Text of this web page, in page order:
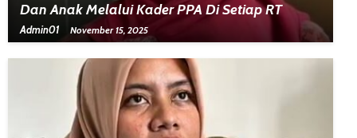
Dan Anak Melalui Kader PPA Di Setiap RT
Admin01 November 15, 2025